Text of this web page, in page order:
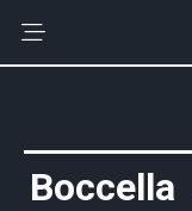
Boccella